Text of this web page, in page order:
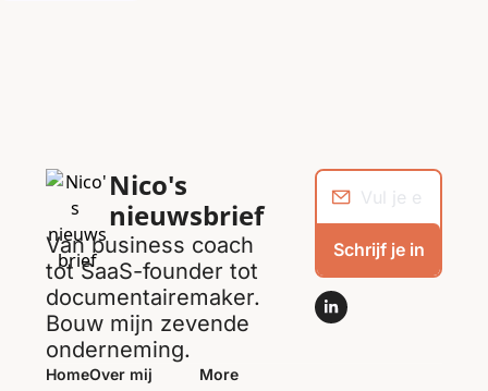
Nico's
nieuwsbrief
Van business coach
tot SaaS-founder tot
documentairemaker.
Bouw mijn zevende
onderneming.
Schrijf je in
HomeOver mij
More